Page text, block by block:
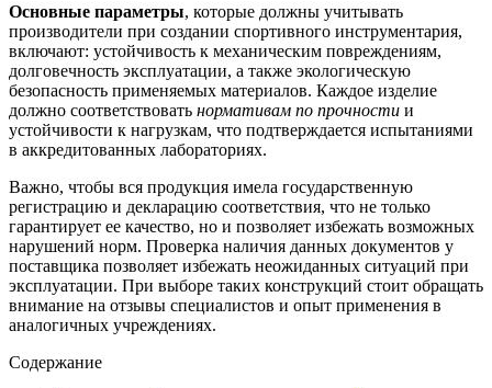
Основные параметры, которые должны учитывать
производители при создании спортивного инструментария,
включают: устойчивость к механическим повреждениям,
долговечность эксплуатации, а также экологическую
безопасность применяемых материалов. Каждое изделие
должно соответствовать нормативам по прочности и
устойчивости к нагрузкам, что подтверждается испытаниями
в аккредитованных лабораториях.
Важно, чтобы вся продукция имела государственную
регистрацию и декларацию соответствия, что не только
гарантирует ее качество, но и позволяет избежать возможных
нарушений норм. Проверка наличия данных документов у
поставщика позволяет избежать неожиданных ситуаций при
эксплуатации. При выборе таких конструкций стоит обращать
внимание на отзывы специалистов и опыт применения в
аналогичных учреждениях.
Содержание